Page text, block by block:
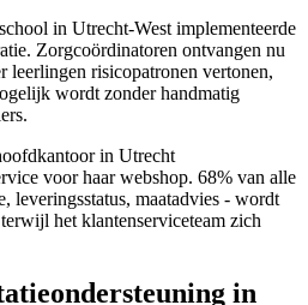
in Utrecht-West implementeerde
Zorgcoördinatoren ontvangen nu
leerlingen risicopatronen vertonen,
wordt zonder handmatig
in Utrecht
voor haar webshop. 68% van alle
leveringsstatus, maatadvies - wordt
het klantenserviceteam zich
in